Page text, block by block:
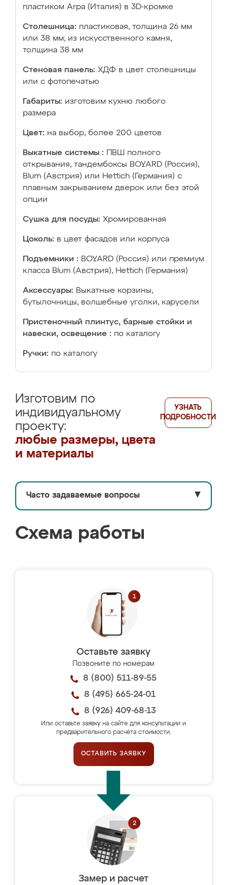
пластиком Arpa (Италия) в 3D-кромке
Столешница: пластиковая, толщина 26 мм
или 38 мм; из искусственного камня,
толщина 38 мм
Стеновая панель: ХДФ в цвет столешницы
или с фотопечатью
Габариты: изготовим кухню любого
размера
Цвет: на выбор, более 200 цветов
Выкатные системы :
ПВШ полного
открывания, тандембоксы BOYARD (Россия),
Blum (Австрия) или Hettich (Германия) с
плавным закрыванием дверок или без этой
опции
Сушка для посуды: Хромированная
Цоколь: в цвет фасадов или корпуса
Подъемники : BOYARD (Россия) или премиум
класса Blum (Австрия), Hettich (Германия)
Аксессуары: Выкатные корзины,
бутылочницы, волшебные уголки, карусели
Пристеночный плинтус, барные стойки и
навески, освещение : по каталогу
Ручки: по каталогу
Изготовим по
индивидуальному
проекту:
любые размеры, цвета
и материалы
УЗНАТЬ
ПОДРОБНОСТИ
Часто задаваемые вопросы ▼
Схема работы
Оставьте заявку
Позвоните по номерам
8 (800) 511-89-55
8 (495) 665-24-01
8 (926) 409-68-13
Или оставьте заявку на сайте для консультации и
предварительного расчёта стоимости.
ОСТАВИТЬ ЗАЯВКУ
Замер и расчет